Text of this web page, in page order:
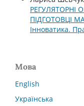
РЕГУЛЯТОРНІ
ПІДГОТОВЦІ
Інноватика.
Мова
English
Українська